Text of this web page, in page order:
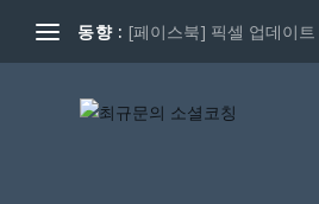
동향 : [페이스북] 픽셀 업데이